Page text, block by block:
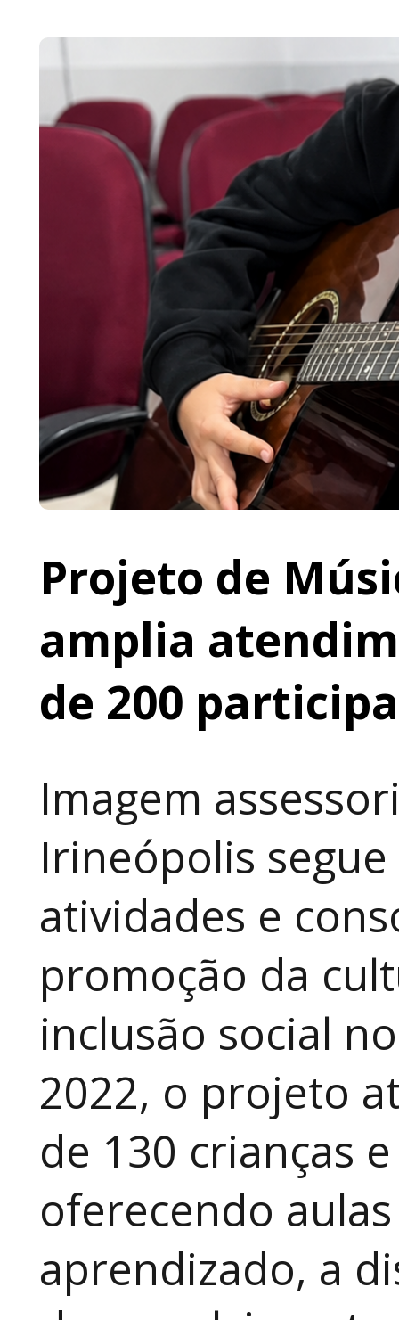
Projeto de
amplia
de 200
Imagem
Irineópolis
atividades e
promoção da
inclusão social
2022, o projeto
de 130 crianças
oferecendo
aprendizado, a